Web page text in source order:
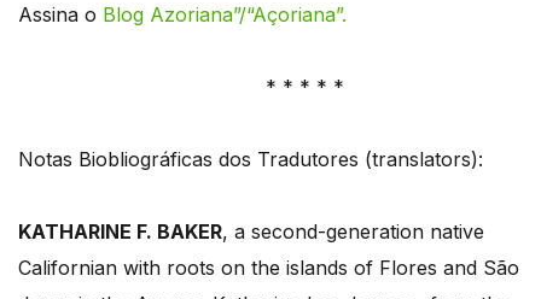
Assina o Blog Azoriana”/“Açoriana”.
* * * * *
Notas Biobliográficas dos Tradutores (translators):
KATHARINE F. BAKER, a second-generation native
Californian with roots on the islands of Flores and São